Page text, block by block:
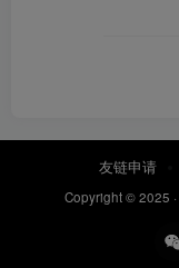
友链申请
Copyright © 2025 ·